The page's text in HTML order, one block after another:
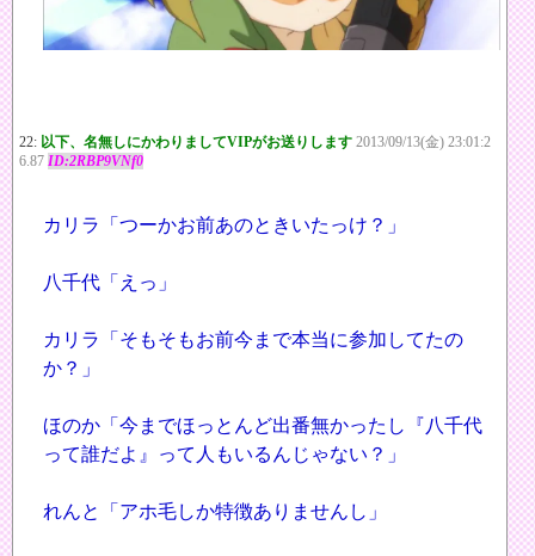
22: 以下、名無しにかわりましてVIPがお送りします 2013/09/13(金) 23:01:2
6.87 ID:2RBP9VNf0
カリラ「つーかお前あのときいたっけ？」
八千代「えっ」
カリラ「そもそもお前今まで本当に参加してたの
か？」
ほのか「今までほっとんど出番無かったし『八千代
って誰だよ』って人もいるんじゃない？」
れんと「アホ毛しか特徴ありませんし」